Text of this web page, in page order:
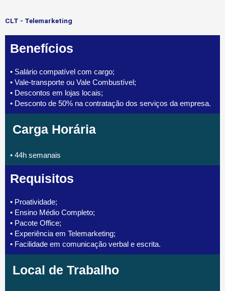
CLT - Telemarketing
Benefícios
• Salário compatível com cargo;
• Vale-transporte ou Vale Combustível;
• Descontos em lojas locais;
• Desconto de 50% na contratação dos serviços da empresa.
Carga Horária
• 44h semanais
Requisitos
• Proatividade;
• Ensino Médio Completo;
• Pacote Office;
• Experiência em Telemarketing;
• Facilidade em comunicação verbal e escrita.
Local de Trabalho